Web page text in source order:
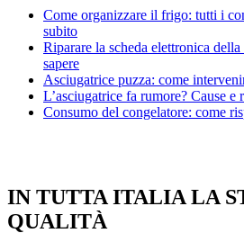
Come organizzare il frigo: tutti i
subito
Riparare la scheda elettronica
sapere
Asciugatrice puzza: come
L’asciugatrice fa rumore? Cause e
Consumo del congelatore: come
IN TUTTA ITALIA LA
QUALITÀ